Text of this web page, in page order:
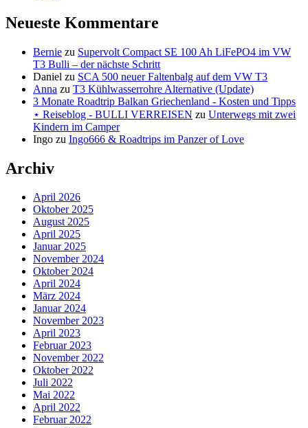
Neueste Kommentare
Bernie zu Supervolt Compact SE 100 Ah LiFePO4 im VW
T3 Bulli – der nächste Schritt
Daniel zu SCA 500 neuer Faltenbalg auf dem VW T3
Anna zu T3 Kühlwasserrohre Alternative (Update)
3 Monate Roadtrip Balkan Griechenland - Kosten und Tipps
⋆ Reiseblog - BULLI VERREISEN zu Unterwegs mit zwei
Kindern im Camper
Ingo zu Ingo666 & Roadtrips im Panzer of Love
Archiv
April 2026
Oktober 2025
August 2025
April 2025
Januar 2025
November 2024
Oktober 2024
April 2024
März 2024
Januar 2024
November 2023
April 2023
Februar 2023
November 2022
Oktober 2022
Juli 2022
Mai 2022
April 2022
Februar 2022